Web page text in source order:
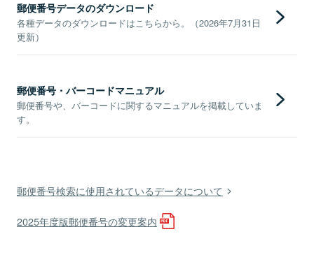
郵便番号データのダウンロード
各種データのダウンロードはこちらから。（2026年7月31日
更新）
郵便番号・バーコードマニュアル
郵便番号や、バーコードに関するマニュアルを掲載していま
す。
郵便番号検索に使用されているデータについて
2025年度版郵便番号の変更案内